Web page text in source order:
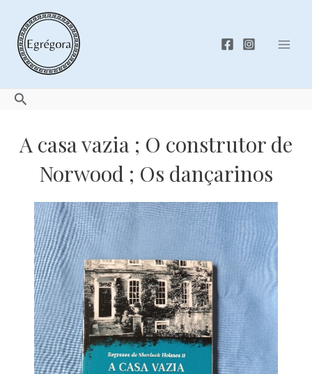
content
Search
A casa vazia ; O construtor de
Norwood ; Os dançarinos